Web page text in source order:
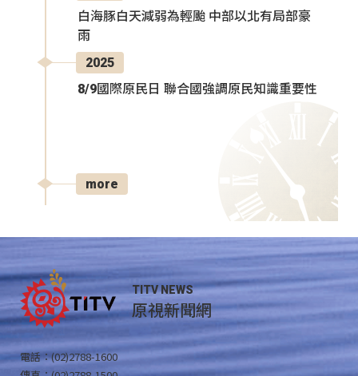
白海豚白天減弱為輕颱 中部以北有局部豪
雨
2025
8/9國際原民日 聯合國強調原民知識重要性
more
TITV NEWS
原視新聞網
電話：(02)2788-1600